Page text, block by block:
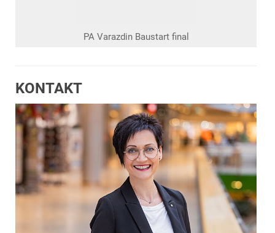
PA Varazdin Baustart final
KONTAKT